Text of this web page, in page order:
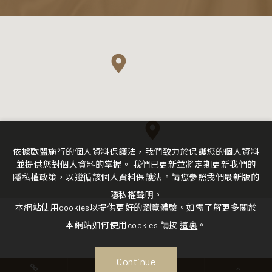
依據歐盟施行的個人資料保護法，我們致力於保護您的個人資料
並提供您對個人資料的掌握。 我們已更新並將定期更新我們的
隱私權政策，以遵循該個人資料保護法。請您參照我們最新版的
隱私權聲明 。
本網站使用cookies以提供更好的瀏覽體驗。如需了解更多關於
本網站如何使用cookies 請按這裏 。
Continue